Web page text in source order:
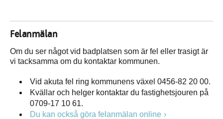
Felanmälan
Om du ser något vid badplatsen som är fel eller trasigt är
vi tacksamma om du kontaktar kommunen.
Vid akuta fel ring kommunens växel 0456-82 20 00.
Kvällar och helger kontaktar du fastighetsjouren på
0709-17 10 61.
Du kan också göra felanmälan online